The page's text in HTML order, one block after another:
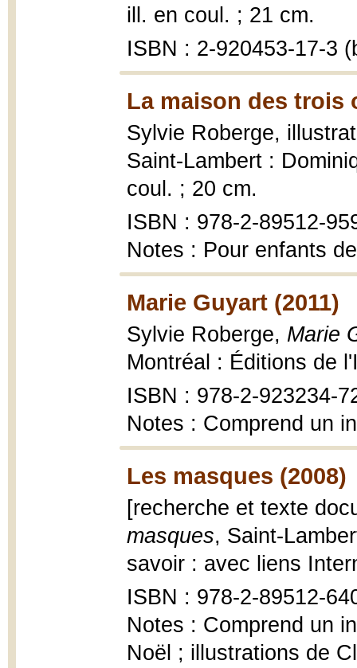
ill. en coul. ; 21 cm.
ISBN : 2-920453-17-3
La maison des trois
Sylvie Roberge,
Saint-Lambert :
coul. ; 20 cm.
ISBN : 978-2-89512-
Notes : Pour enfants
Marie Guyart (2011)
Sylvie Roberge, Marie
Montréal : Éditions de
ISBN : 978-2-923234-
Notes : Comprend un
Les masques (2008)
[recherche et texte
masques, Saint-
savoir : avec liens
ISBN : 978-2-89512-
Notes : Comprend un
Noël ; illustrations de